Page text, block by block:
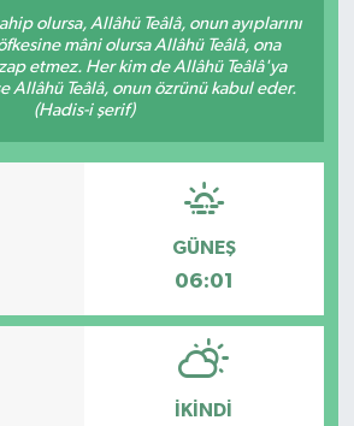
olursa, Allâhü Teâlâ, onun ayıplarını
mâni olursa Allâhü Teâlâ, ona
etmez. Her kim de Allâhü Teâlâ'ya
Allâhü Teâlâ, onun özrünü kabul eder.
(Hadis-i şerif)
GÜNEŞ
06:01
İKINDI